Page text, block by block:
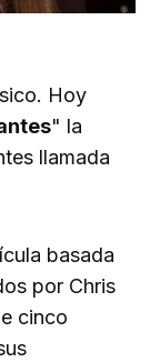
Hoy
" la
llamada
basada
por Chris
cinco